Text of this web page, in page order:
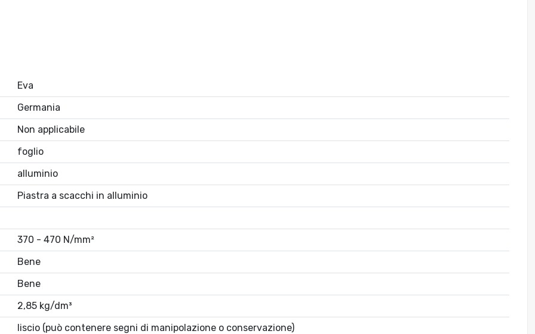
Eva
Germania
Non applicabile
foglio
alluminio
Piastra a scacchi in alluminio
370 - 470 N/mm²
Bene
Bene
2,85 kg/dm³
liscio (può contenere segni di manipolazione o conservazione)